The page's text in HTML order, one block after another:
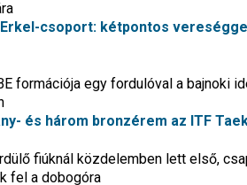
Erkel-csoport: kétpontos
formációja egy fordulóval a bajnoki
és három bronzérem az ITF
fiúknál közdelemben lett első,
fel a dobogóra